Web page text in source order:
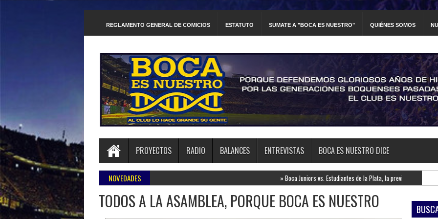
REGLAMENTO GENERAL DE COMICIOS ESTATUTO SUMATE A "BOCA ES NUESTRO" QUIÉNES SOMOS
PROYECTOS RADIO BALANCES ENTREVISTAS BOCA ES NUESTRO DICE
NOVEDADES Boca Juniors vs. Estudiantes de la Plata, la previa »Newell's Old Boys
TODOS A LA ASAMBLEA, PORQUE BOCA ES NUESTRO